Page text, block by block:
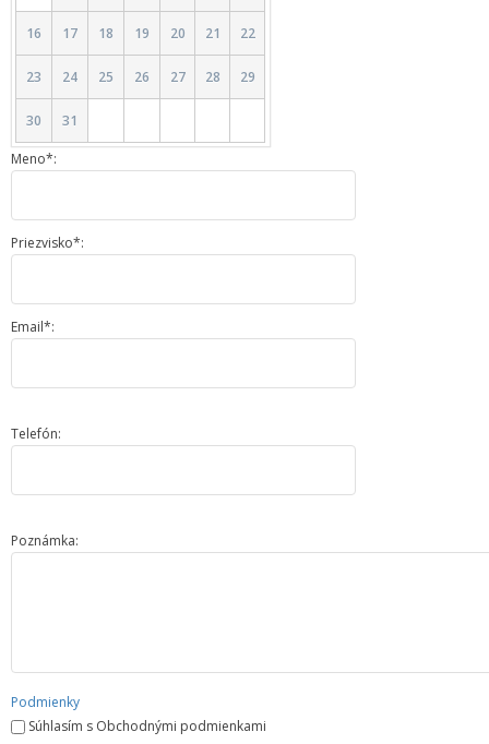
16 17 18 19 20 21 22
23 24 25 26 27 28 29
30 31
Meno*:
Priezvisko*:
Email*:
Telefón:
Poznámka:
Podmienky
Súhlasím s Obchodnými podmienkami